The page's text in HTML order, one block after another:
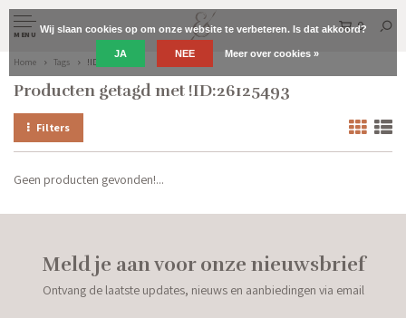
MENU
0
Home Tags !ID:26125493
Producten getagd met !ID:26125493
Filters
Geen producten gevonden!...
Meld je aan voor onze nieuwsbrief
Ontvang de laatste updates, nieuws en aanbiedingen via email
Wij slaan cookies op om onze website te verbeteren. Is dat akkoord?
JA NEE Meer over cookies »